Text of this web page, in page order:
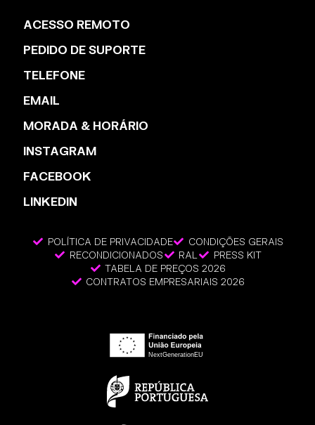
ACESSO REMOTO
PEDIDO DE SUPORTE
TELEFONE
EMAIL
MORADA & HORÁRIO
INSTAGRAM
FACEBOOK
LINKEDIN
POLÍTICA DE PRIVACIDADE
CONDIÇÕES GERAIS
RECONDICIONADOS
RAL
PRESS KIT
TABELA DE PREÇOS 2026
CONTRATOS EMPRESARIAIS 2026